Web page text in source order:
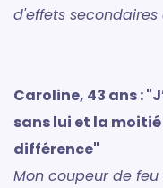
d'effets
Caroline, 43 ans :
sans lui et la
différence"
Mon coupeur de